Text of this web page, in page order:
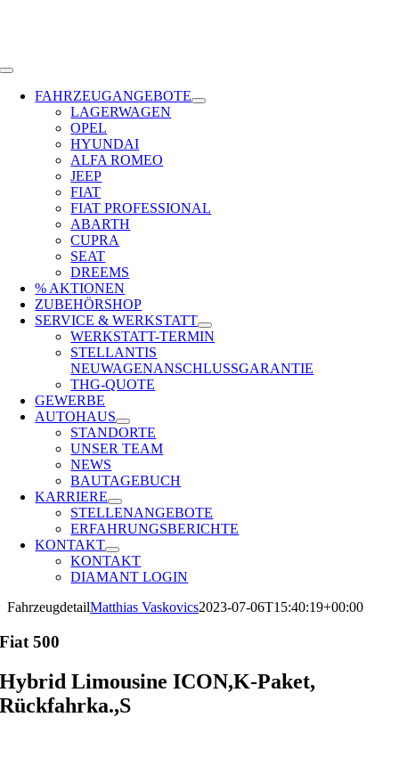
Toggle
NavigationFAHRZEUGANGEBOTE
LAGERWAGEN
OPEL
HYUNDAI
ALFA ROMEO
JEEP
FIAT
FIAT PROFESSIONAL
ABARTH
CUPRA
SEAT
DREEMS
% AKTIONEN
ZUBEHÖRSHOP
SERVICE & WERKSTATT
WERKSTATT-TERMIN
STELLANTIS
NEUWAGENANSCHLUSSGARANTIE
THG-QUOTE
GEWERBE
AUTOHAUS
STANDORTE
UNSER TEAM
NEWS
BAUTAGEBUCH
KARRIERE
STELLENANGEBOTE
ERFAHRUNGSBERICHTE
KONTAKT
KONTAKT
DIAMANT LOGIN
FahrzeugdetailMatthias Vaskovics2023-07-06T15:40:19+00:00
Fiat 500
Hybrid Limousine ICON,K-Paket,
Rückfahrka.,S